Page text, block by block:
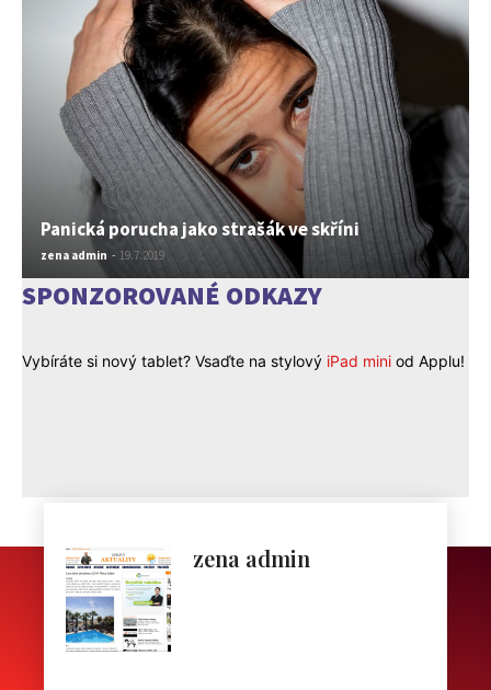
Panická porucha jako strašák ve skříni
zena admin - 19.7.2019
SPONZOROVANÉ ODKAZY
Vybíráte si nový tablet? Vsaďte na stylový iPad mini od Applu!
zena admin